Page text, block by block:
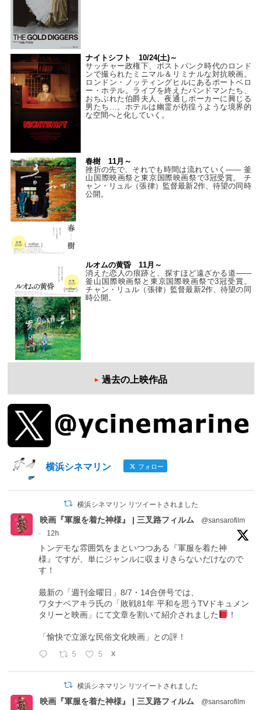
ナイトシフト 10/24(土)～
サッチャー政権下、ポストパンク時代のロンド
ンで撮られたミニマル＆リミナルな対抗映画。
ロンドン・ノッティングヒルにあるポートベロ
ー・ホテル。ライブを終えたバンドマンたち、
おちぶれた伯爵夫人、夜通しポーカーに興じる
男たち…。ホテルは幽霊が彷徨うような境界的
な空間へと化していく。
春樹 11月～
挫折の先で、それでも時間は流れていく—— 釜
山国際映画祭と東京国際映画祭で3冠受賞。 チ
ャン・リュル（張律）監督最新2作、待望の同時
公開。
ルオムの黄昏 11月～
消えた恋人の痕跡と、探すほど遠ざかる道——
釜山国際映画祭と東京国際映画祭で3冠受賞。
チャン・リュル（張律）監督最新2作、待望の同
時公開。
過去の上映作品
横浜シネマリン フォロー
横浜シネマリン リツイートされました
映画『軍服を着た神様』 | 三叉路フィルム
@sansarofilm
·
12h
トンデモな雰囲気をまといつつある『軍服を着た神
様』ですが、単にジャンルに収まりきらないだけなので
す！
最新の「週刊金曜日」8/7・14合併号では、
ワタナベアキラ氏の「敗戦81年 平和を思うTVドキュメン
タリーと映画」にて文章を割いて紹介されました
！
「愉快で立派な民俗文化映画」との評！
5 5 X
横浜シネマリン リツイートされました
映画『軍服を着た神様』 | 三叉路フィルム @sansarofilm